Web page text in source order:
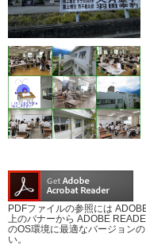
PDFファイルの参照には
上のバナーから ADOBE
のOS環境に最適なバージョン
い。